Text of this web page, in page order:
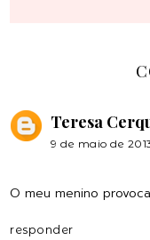
Teresa
9 de maio de
O meu menino
responder